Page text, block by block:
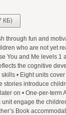
КБ)
through fun and
who are not yet
You and Me levels 1
the cognitive
• Eight units
stories introduce
on • One-per-term
engage the
Book